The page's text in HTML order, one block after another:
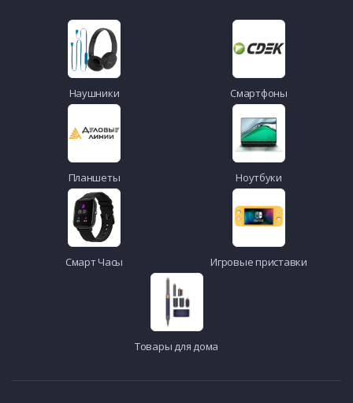
Наушники Смартфоны
Планшеты Ноутбуки
Смарт Часы Игровые приставки
Товары для дома